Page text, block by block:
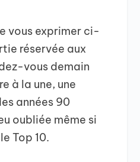
vous exprimer ci-
réservée aux
vous demain
à la une, une
années 90
oubliée même si
Top 10.